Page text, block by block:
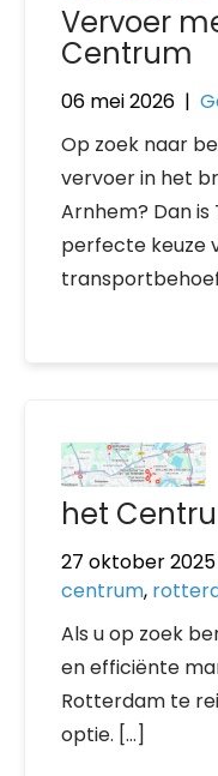
Vervoer
Centrum
06 mei 2026 |
Op zoek naar
vervoer in het
Arnhem? Dan
perfecte keuze
het
27 oktober 2025
centrum,
Als u op zoek
en efficiënte
Rotterdam te
optie. […]